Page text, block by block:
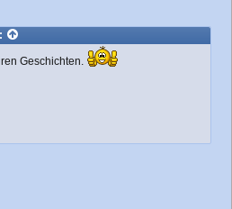
Geschichten.